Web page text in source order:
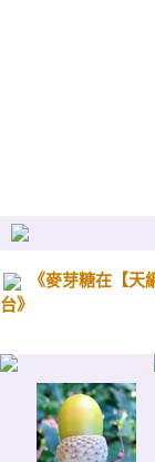
《麥芽糖在【
台》